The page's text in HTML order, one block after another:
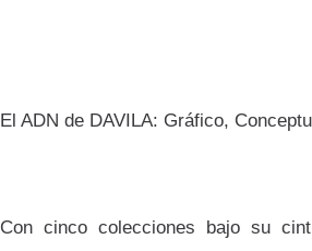
El ADN de DAVILA: Gráfico,
Con cinco colecciones bajo su